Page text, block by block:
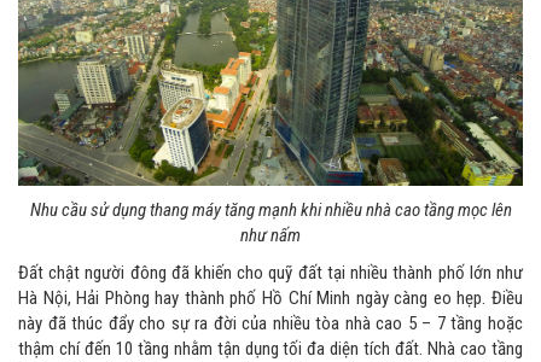
Nhu cầu sử dụng thang máy tăng mạnh khi nhiều nhà cao tầng mọc lên
như nấm
Đất chật người đông đã khiến cho quỹ đất tại nhiều thành phố lớn như
Hà Nội, Hải Phòng hay thành phố Hồ Chí Minh ngày càng eo hẹp. Điều
này đã thúc đẩy cho sự ra đời của nhiều tòa nhà cao 5 – 7 tầng hoặc
thậm chí đến 10 tầng nhằm tận dụng tối đa diện tích đất. Nhà cao tầng